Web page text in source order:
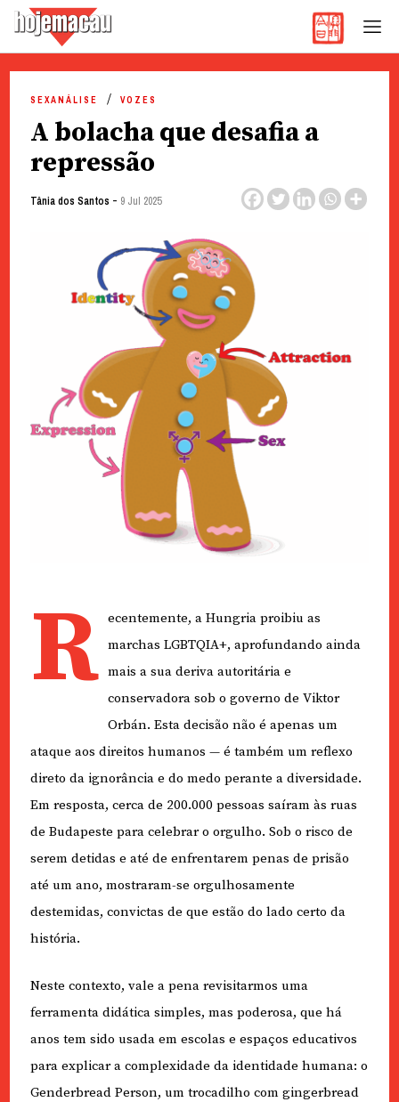
content
SEXANÁLISE VOZES
A bolacha que desafia a
repressão
Tânia dos Santos - 9 Jul 2025
R ecentemente, a Hungria proibiu as
marchas LGBTQIA+, aprofundando ainda
mais a sua deriva autoritária e
conservadora sob o governo de Viktor
Orbán. Esta decisão não é apenas um
ataque aos direitos humanos — é também um reflexo
direto da ignorância e do medo perante a diversidade.
Em resposta, cerca de 200.000 pessoas saíram às ruas
de Budapeste para celebrar o orgulho. Sob o risco de
serem detidas e até de enfrentarem penas de prisão
até um ano, mostraram-se orgulhosamente
destemidas, convictas de que estão do lado certo da
história.
Neste contexto, vale a pena revisitarmos uma
ferramenta didática simples, mas poderosa, que há
anos tem sido usada em escolas e espaços educativos
para explicar a complexidade da identidade humana: o
Genderbread Person, um trocadilho com gingerbread